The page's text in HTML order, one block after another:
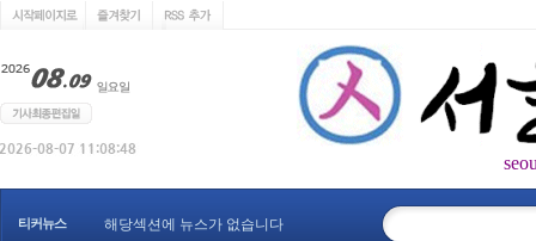
티커뉴스 해당섹션에 뉴스가 없습니다